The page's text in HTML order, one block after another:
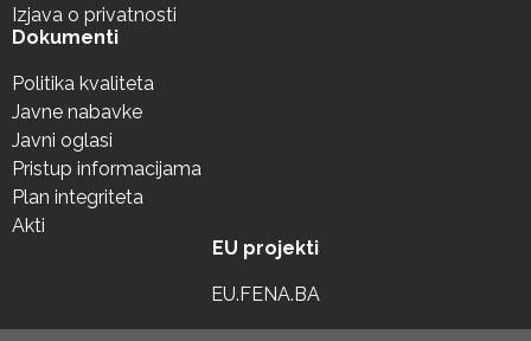
Izjava o privatnosti
Dokumenti
Politika kvaliteta
Javne nabavke
Javni oglasi
Pristup informacijama
Plan integriteta
Akti
EU projekti
EU.FENA.BA